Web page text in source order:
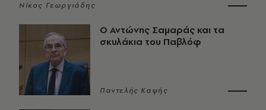
Νίκος Γεωργιάδης
Ο Αντώνης Σαμαράς και τα
σκυλάκια του Παβλόφ
Παντελής Καψής